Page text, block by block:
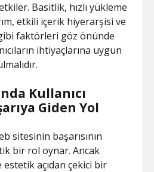
Basitlik, hızlı yükleme
etkili içerik hiyerarşisi ve
faktörleri göz önünde
ihtiyaçlarına uygun
Kullanıcı
Giden Yol
sitesinin başarısının
bir rol oynar. Ancak
açıdan çekici bir